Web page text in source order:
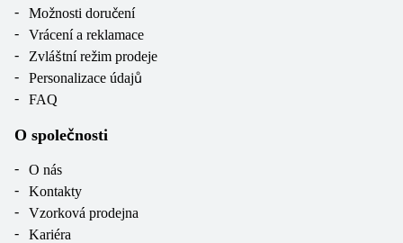
Možnosti doručení
Vrácení a reklamace
Zvláštní režim prodeje
Personalizace údajů
FAQ
O společnosti
O nás
Kontakty
Vzorková prodejna
Kariéra